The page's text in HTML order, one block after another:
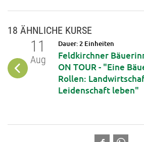
18 ÄHNLICHE KURSE
DIY
11
Aug
Dauer: 2 Einheiten
Feldkirchner
ON TOUR - "Eine
Rollen:
Leidenschaft leben"